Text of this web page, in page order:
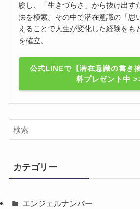
験し、「生きづらさ」から抜け出す
法を模索。その中で潜在意識の「思
えることで人生が変化した経験をも
を確立。
公式LINEで【潜在意識の書き
料プレゼント中
カテゴリー
エンジェルナンバー